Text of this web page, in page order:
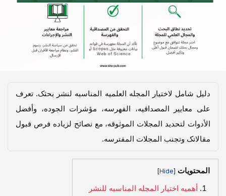
دلیل شامل لاختیار المجله العلمیه المناسبه لنشر بحثک. تعرف
على معاییر المصداقیه، الفهرسه، مؤشرات الجوده، وأفضل
الأدوات لتحدید المجلات الموثوقه، مع نصائح لزیاده فرص قبول
مقالاتک وتجنب المجلات المفترسه.
المحتويات [
]
أهمیه اختیار المجله المناسبه للنشر